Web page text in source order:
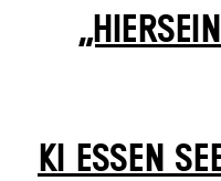
KI ESSEN